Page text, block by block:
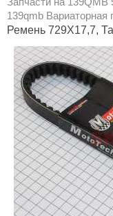
139qmb Вариаторная
Ремень 729Х17,7,